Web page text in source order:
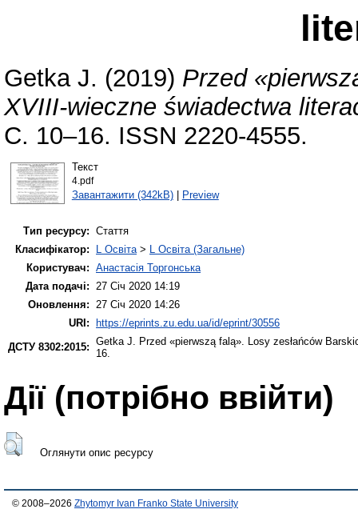
Getka J. (2019) Przed
XVIII-wieczne świadectwa
С. 10–16. ISSN 2220-4555.
Текст
4.pdf
Завантажити (342kB)| Preview
Тип ресурсу: Стаття
Класифікатор:
L Освіта> L Освіта (Загальне)
Користувач: Анастасія Торгонська
Дата подачі: 27 Січ 2020 14:19
Оновлення: 27 Січ 2020 14:26
URI:
https://eprints.zu.edu.ua/id/eprint/30556
ДСТУ 8302:2015: Getka J. Przed «pierwszą falą». Losy zesłańców
16.
Дії ​​(потрібно ввійти)
Оглянути опис ресурсу
© 2008–2026 Zhytomyr Ivan Franko State University